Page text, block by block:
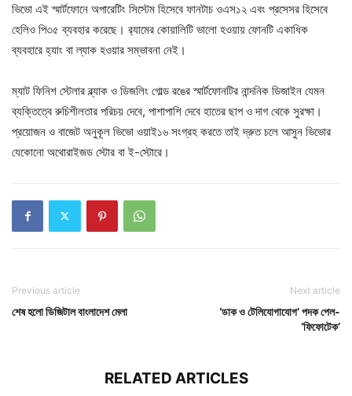
ভিভো এই স্মার্টফোনে অপারেটিং সিস্টেম হিসেবে ফানটাচ ওএস১২ এবং প্রসেসর হিসেবে
হেলিও পি৩৫ ব্যবহার করেছে। র‍্যামের কোয়ালিটি ভালো হওয়ায় ফোনটি একাধিক
ব্যবহারে হ্যাং বা ল্যাক হওয়ার সম্ভাবনা নেই।
ম্যাট ফিনিশ স্টেলার ব্ল্যাক ও ডিজলিং গোল্ড রঙের স্মার্টফোনটির নান্দনিক ডিজাইন যেমন
ব্যক্তিত্বে রুচিশীলতার পরিচয় দেবে, পাশাপাশি দেবে হাতের ছাপ ও দাগ থেকে সুরক্ষা।
প্রয়োজন ও বাজেট অনুকূল ভিভো ওয়াই১৬ সংগ্রহ করতে তাই দ্রুত চলে আসুন ভিভোর
যেকোনো অথোরাইজড স্টোর বা ই-স্টোরে।
Previous article
শেষ হলো ডিজিটাল বাংলাদেশ মেলা
Next article
‘ডাক ও টেলিযোগাযোগ’ পদক পেল-
‘ফিফোটেক’
RELATED ARTICLES